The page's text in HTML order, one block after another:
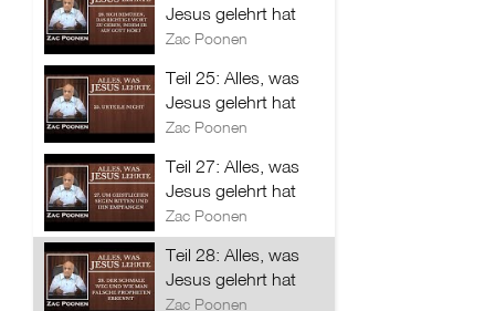
Jesus gelehrt hat
Zac Poonen
Teil 25: Alles, was
Jesus gelehrt hat
Zac Poonen
Teil 27: Alles, was
Jesus gelehrt hat
Zac Poonen
Teil 28: Alles, was
Jesus gelehrt hat
Zac Poonen